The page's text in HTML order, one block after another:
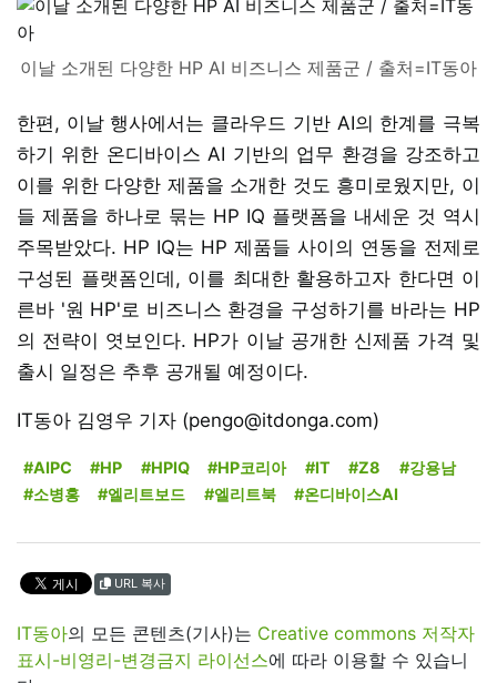
이날 소개된 다양한 HP AI 비즈니스 제품군 / 출처=IT동아
한편, 이날 행사에서는 클라우드 기반 AI의 한계를 극복
하기 위한 온디바이스 AI 기반의 업무 환경을 강조하고
이를 위한 다양한 제품을 소개한 것도 흥미로웠지만, 이
들 제품을 하나로 묶는 HP IQ 플랫폼을 내세운 것 역시
주목받았다. HP IQ는 HP 제품들 사이의 연동을 전제로
구성된 플랫폼인데, 이를 최대한 활용하고자 한다면 이
른바 '원 HP'로 비즈니스 환경을 구성하기를 바라는 HP
의 전략이 엿보인다. HP가 이날 공개한 신제품 가격 및
출시 일정은 추후 공개될 예정이다.
IT동아 김영우 기자 (pengo@itdonga.com)
#AIPC #HP #HPIQ #HP코리아 #IT #Z8
#강용남
#소병홍
#엘리트보드 #엘리트북 #온디바이스AI
URL 복사
IT동아의 모든 콘텐츠(기사)는 Creative commons 저작자
표시-비영리-변경금지 라이선스에 따라 이용할 수 있습니